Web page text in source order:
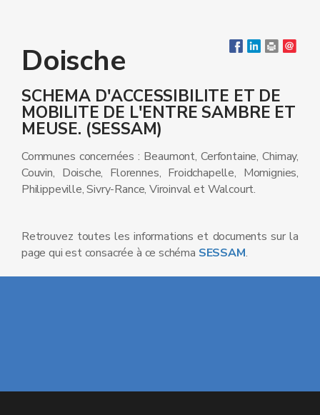
Doische
SCHEMA D'ACCESSIBILITE ET DE
MOBILITE DE L'ENTRE SAMBRE ET
MEUSE. (SESSAM)
Communes concernées : Beaumont, Cerfontaine, Chimay,
Couvin, Doische, Florennes, Froidchapelle, Momignies,
Philippeville, Sivry-Rance, Viroinval et Walcourt.
Retrouvez toutes les informations et documents sur la
page qui est consacrée à ce schéma SESSAM.